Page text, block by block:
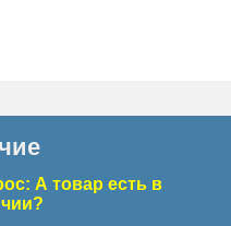
А товар есть в